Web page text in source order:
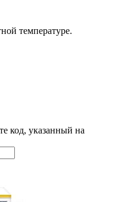
температуре.
код, указанный на